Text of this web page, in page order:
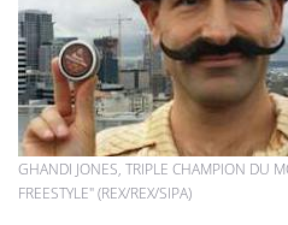
GHANDI JONES, TRIPLE CHAMPION DU
FREESTYLE" (REX/REX/SIPA)